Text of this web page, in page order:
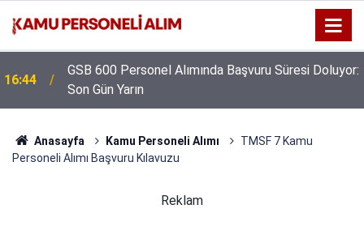
16:44
GSB 600 Personel Alımında Başvuru Süresi Doluyor:
Son Gün Yarın
Anasayfa Kamu Personeli Alımı
TMSF 7 Kamu
Personeli Alımı Başvuru Kılavuzu
Reklam